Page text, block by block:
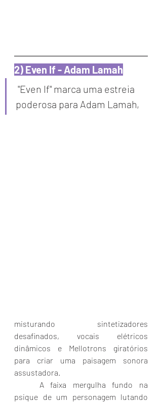
2) Even If - Adam Lamah
"Even If" marca uma estreia
poderosa para Adam Lamah,
misturando sintetizadores
desafinados, vocais elétricos
dinâmicos e Mellotrons giratórios
para criar uma paisagem sonora
assustadora.
psique de um personagem lutando